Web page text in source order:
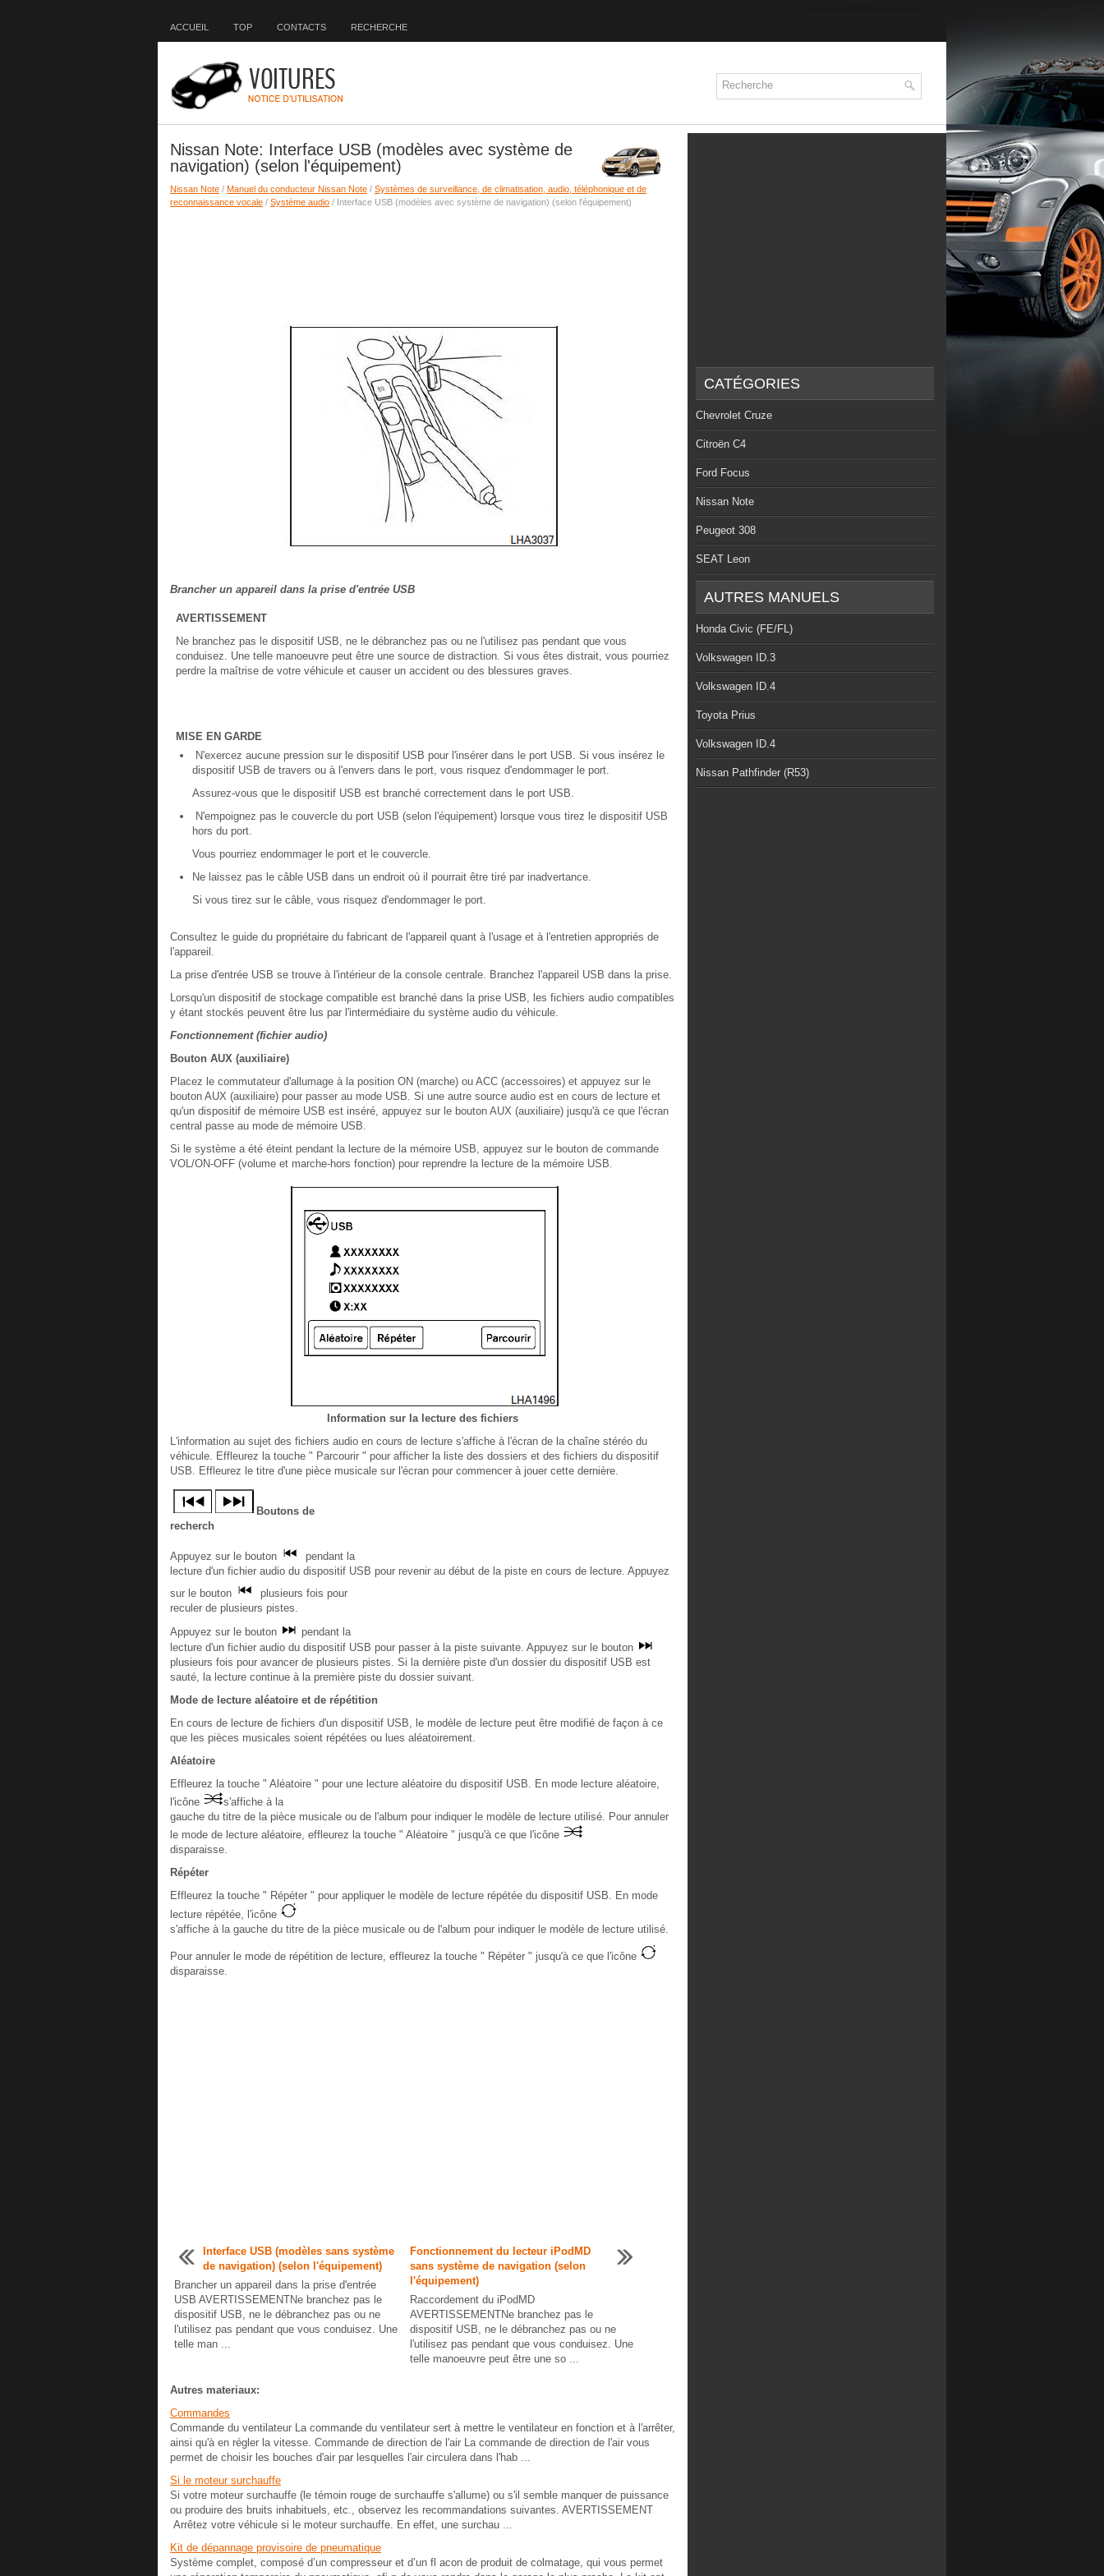
ACCUEIL TOP CONTACTS RECHERCHE
Nissan Note: Interface USB (modèles avec système de
navigation) (selon l'équipement)
Nissan Note / Manuel du conducteur Nissan Note / Systèmes de surveillance, de climatisation, audio, téléphonique et de
reconnaissance vocale / Système audio / Interface USB (modèles avec système de navigation) (selon l'équipement)
Brancher un appareil dans la prise d'entrée USB
AVERTISSEMENT
Ne branchez pas le dispositif USB, ne le débranchez pas ou ne l'utilisez pas pendant que vous
conduisez. Une telle manoeuvre peut être une source de distraction. Si vous êtes distrait, vous pourriez
perdre la maîtrise de votre véhicule et causer un accident ou des blessures graves.
MISE EN GARDE
N'exercez aucune pression sur le dispositif USB pour l'insérer dans le port USB. Si vous insérez le
dispositif USB de travers ou à l'envers dans le port, vous risquez d'endommager le port.
Assurez-vous que le dispositif USB est branché correctement dans le port USB.
N'empoignez pas le couvercle du port USB (selon l'équipement) lorsque vous tirez le dispositif USB
hors du port.
Vous pourriez endommager le port et le couvercle.
Ne laissez pas le câble USB dans un endroit où il pourrait être tiré par inadvertance.
Si vous tirez sur le câble, vous risquez d'endommager le port.
Consultez le guide du propriétaire du fabricant de l'appareil quant à l'usage et à l'entretien appropriés de
l'appareil.
La prise d'entrée USB se trouve à l'intérieur de la console centrale. Branchez l'appareil USB dans la prise.
Lorsqu'un dispositif de stockage compatible est branché dans la prise USB, les fichiers audio compatibles
y étant stockés peuvent être lus par l'intermédiaire du système audio du véhicule.
Fonctionnement (fichier audio)
Bouton AUX (auxiliaire)
Placez le commutateur d'allumage à la position ON (marche) ou ACC (accessoires) et appuyez sur le
bouton AUX (auxiliaire) pour passer au mode USB. Si une autre source audio est en cours de lecture et
qu'un dispositif de mémoire USB est inséré, appuyez sur le bouton AUX (auxiliaire) jusqu'à ce que l'écran
central passe au mode de mémoire USB.
Si le système a été éteint pendant la lecture de la mémoire USB, appuyez sur le bouton de commande
VOL/ON-OFF (volume et marche-hors fonction) pour reprendre la lecture de la mémoire USB.
Information sur la lecture des fichiers
L'information au sujet des fichiers audio en cours de lecture s'affiche à l'écran de la chaîne stéréo du
véhicule. Effleurez la touche " Parcourir " pour afficher la liste des dossiers et des fichiers du dispositif
USB. Effleurez le titre d'une pièce musicale sur l'écran pour commencer à jouer cette dernière.
Boutons de
recherch
Appuyez sur le bouton
pendant la
lecture d'un fichier audio du dispositif USB pour revenir au début de la piste en cours de lecture. Appuyez
sur le bouton
plusieurs fois pour
reculer de plusieurs pistes.
Appuyez sur le bouton
pendant la
lecture d'un fichier audio du dispositif USB pour passer à la piste suivante. Appuyez sur le bouton
plusieurs fois pour avancer de plusieurs pistes. Si la dernière piste d'un dossier du dispositif USB est
sauté, la lecture continue à la première piste du dossier suivant.
Mode de lecture aléatoire et de répétition
En cours de lecture de fichiers d'un dispositif USB, le modèle de lecture peut être modifié de façon à ce
que les pièces musicales soient répétées ou lues aléatoirement.
Aléatoire
Effleurez la touche " Aléatoire " pour une lecture aléatoire du dispositif USB. En mode lecture aléatoire,
l'icône
s'affiche à la
gauche du titre de la pièce musicale ou de l'album pour indiquer le modèle de lecture utilisé. Pour annuler
le mode de lecture aléatoire, effleurez la touche " Aléatoire " jusqu'à ce que l'icône
disparaisse.
Répéter
Effleurez la touche " Répéter " pour appliquer le modèle de lecture répétée du dispositif USB. En mode
lecture répétée, l'icône
s'affiche à la gauche du titre de la pièce musicale ou de l'album pour indiquer le modèle de lecture utilisé.
Pour annuler le mode de répétition de lecture, effleurez la touche " Répéter " jusqu'à ce que l'icône
disparaisse.
Interface USB (modèles sans système
de navigation) (selon l'équipement)
Brancher un appareil dans la prise d'entrée
USB AVERTISSEMENTNe branchez pas le
dispositif USB, ne le débranchez pas ou ne
l'utilisez pas pendant que vous conduisez. Une
telle man ...
Fonctionnement du lecteur iPodMD
sans système de navigation (selon
l'équipement)
Raccordement du iPodMD
AVERTISSEMENTNe branchez pas le
dispositif USB, ne le débranchez pas ou ne
l'utilisez pas pendant que vous conduisez. Une
telle manoeuvre peut être une so ...
Autres materiaux:
Commandes
Commande du ventilateur La commande du ventilateur sert à mettre le ventilateur en fonction et à l'arrêter,
ainsi qu'à en régler la vitesse. Commande de direction de l'air La commande de direction de l'air vous
permet de choisir les bouches d'air par lesquelles l'air circulera dans l'hab ...
Si le moteur surchauffe
Si votre moteur surchauffe (le témoin rouge de surchauffe s'allume) ou s'il semble manquer de puissance
ou produire des bruits inhabituels, etc., observez les recommandations suivantes. AVERTISSEMENT
Arrêtez votre véhicule si le moteur surchauffe. En effet, une surchau ...
Kit de dépannage provisoire de pneumatique
Système complet, composé d’un compresseur et d’un fl acon de produit de colmatage, qui vous permet
CATÉGORIES
Chevrolet Cruze
Citroën C4
Ford Focus
Nissan Note
Peugeot 308
SEAT Leon
AUTRES MANUELS
Honda Civic (FE/FL)
Volkswagen ID.3
Volkswagen ID.4
Toyota Prius
Volkswagen ID.4
Nissan Pathfinder (R53)